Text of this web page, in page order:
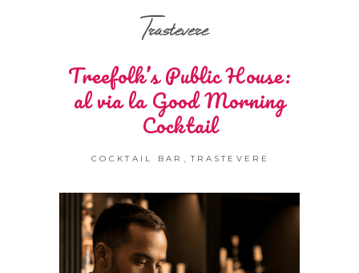
Trastevere
Treefolk’s Public House:
al via la Good Morning
Cocktail
COCKTAIL BAR TRASTEVERE